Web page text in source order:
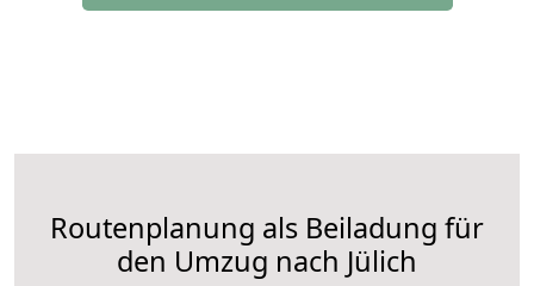
Routenplanung als Beiladung für
den Umzug nach Jülich